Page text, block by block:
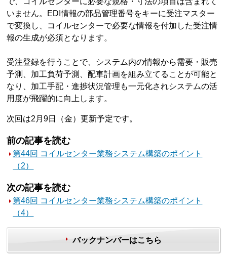
いません。EDI情報の部品管理番号をキーに受注マスター
で変換し、コイルセンターで必要な情報を付加した受注情
報の生成が必須となります。
受注登録を行うことで、システム内の情報から需要・販売
予測、加工負荷予測、配車計画を組み立てることが可能と
なり、加工手配・進捗状況管理も一元化されシステムの活
用度が飛躍的に向上します。
次回は2月9日（金）更新予定です。
前の記事を読む
第44回 コイルセンター業務システム構築のポイント
（2）
次の記事を読む
第46回 コイルセンター業務システム構築のポイント
（4）
バックナンバーはこちら